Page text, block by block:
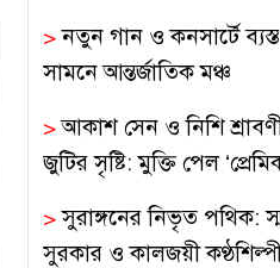
>নতুন গান ও কনসার্টে
সামনে আন্তর্জাতিক মঞ্চ
>আকাশ সেন ও নিশি
জুটির সৃষ্টি: মুক্তি পেল
>সুরাঙ্গনের নিভৃত পথিক:
সুরকার ও কালজয়ী